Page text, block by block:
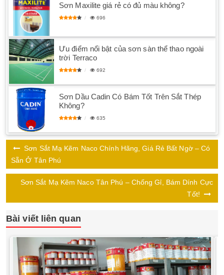
Sơn Maxilite giá rẻ có đủ màu không?
696
Ưu điểm nổi bật của sơn sàn thể thao ngoài
trời Terraco
692
Sơn Dầu Cadin Có Bám Tốt Trên Sắt Thép
Không?
635
Sơn Sắt Mạ Kẽm Naco Chính Hãng, Giá Rẻ Bất Ngờ – Có
Sẵn Ở Tân Phú
Sơn Sắt Mạ Kẽm Naco Tân Phú – Chống Gỉ, Bám Dính Cực
Tốt!
Bài viết liên quan